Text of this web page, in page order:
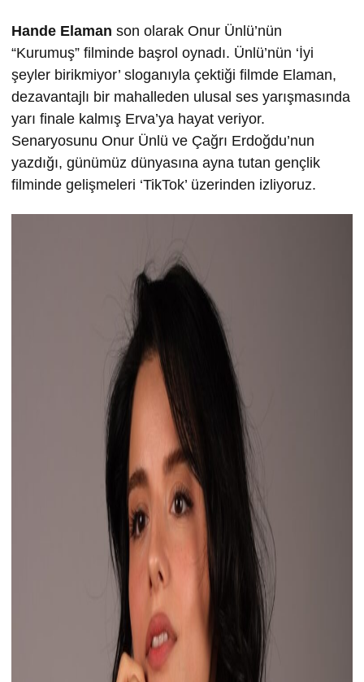
Hande Elaman son olarak Onur Ünlü’nün
“Kurumuş” filminde başrol oynadı. Ünlü’nün ‘İyi
şeyler birikmiyor’ sloganıyla çektiği filmde Elaman,
dezavantajlı bir mahalleden ulusal ses yarışmasında
yarı finale kalmış Erva’ya hayat veriyor.
Senaryosunu Onur Ünlü ve Çağrı Erdoğdu’nun
yazdığı, günümüz dünyasına ayna tutan gençlik
filminde gelişmeleri ‘TikTok’ üzerinden izliyoruz.